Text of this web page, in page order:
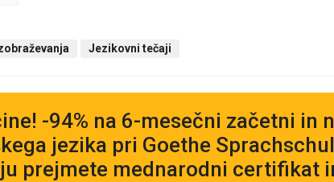
Jezikovni tečaji
-94% na 6-mesečni začetni in
jezika pri Goethe
prejmete mednarodni certifikat